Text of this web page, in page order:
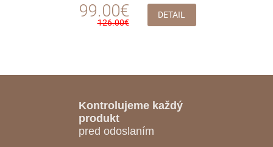
99.00€
126.00€
DETAIL
Kontrolujeme každý
produkt
pred odoslaním